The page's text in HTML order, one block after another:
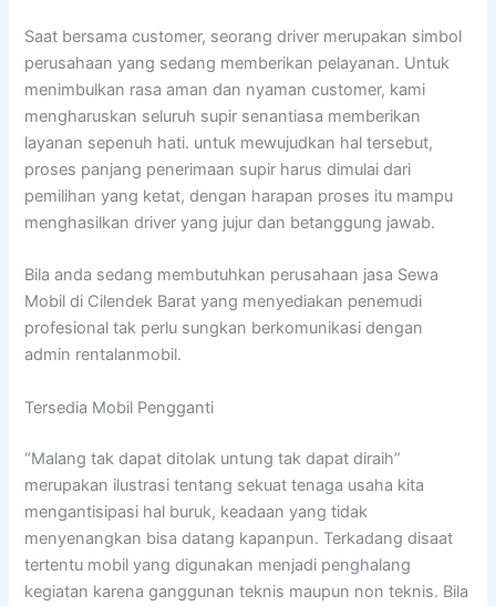
Saat bersama customer, seorang driver merupakan simbol
perusahaan yang sedang memberikan pelayanan. Untuk
menimbulkan rasa aman dan nyaman customer, kami
mengharuskan seluruh supir senantiasa memberikan
layanan sepenuh hati. untuk mewujudkan hal tersebut,
proses panjang penerimaan supir harus dimulai dari
pemilihan yang ketat, dengan harapan proses itu mampu
menghasilkan driver yang jujur dan betanggung jawab.
Bila anda sedang membutuhkan perusahaan jasa Sewa
Mobil di Cilendek Barat yang menyediakan penemudi
profesional tak perlu sungkan berkomunikasi dengan
admin rentalanmobil.
Tersedia Mobil Pengganti
“Malang tak dapat ditolak untung tak dapat diraih”
merupakan ilustrasi tentang sekuat tenaga usaha kita
mengantisipasi hal buruk, keadaan yang tidak
menyenangkan bisa datang kapanpun. Terkadang disaat
tertentu mobil yang digunakan menjadi penghalang
kegiatan karena ganggunan teknis maupun non teknis. Bila